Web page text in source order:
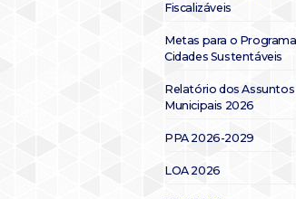
Fiscalizáveis
Metas para o Programa
Cidades Sustentáveis
Relatório dos Assuntos
Municipais 2026
PPA 2026-2029
LOA 2026